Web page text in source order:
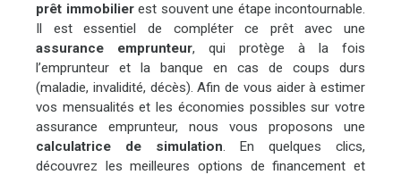
prêt immobilierest souvent une étape incontournable.
Il est essentiel de compléter ce prêt avec une
assurance emprunteur, qui protège à la fois
l’emprunteur et la banque en cas de coups durs
(maladie, invalidité, décès). Afin de vous aider à estimer
vos mensualités et les économies possibles sur votre
assurance emprunteur, nous vous proposons une
calculatrice de simulation. En quelques clics,
découvrez les meilleures options de financement et